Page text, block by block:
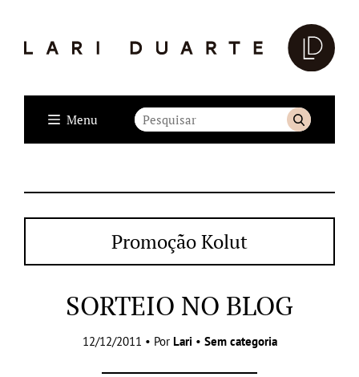
Menu
Promoção Kolut
SORTEIO NO BLOG
12/12/2011 • Por Lari • Sem categoria